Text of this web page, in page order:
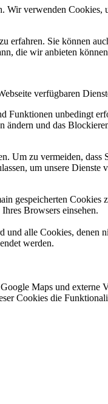
verwenden
erfahren. Sie können
die wir anbieten
verfügbaren
Funktionen unbedingt
und das
Um zu vermeiden,
um unsere
gespeicherten
Browsers einsehen.
alle Cookies,
werden.
Maps und
Cookies die